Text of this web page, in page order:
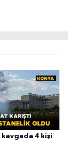
kavgada 4 kişi